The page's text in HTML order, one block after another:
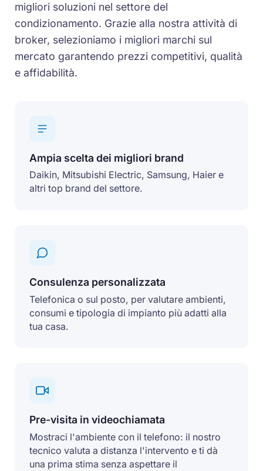
migliori soluzioni nel settore del
condizionamento. Grazie alla nostra attività di
broker, selezioniamo i migliori marchi sul
mercato garantendo prezzi competitivi, qualità
e affidabilità.
Ampia scelta dei migliori brand
Daikin, Mitsubishi Electric, Samsung, Haier e
altri top brand del settore.
Consulenza personalizzata
Telefonica o sul posto, per valutare ambienti,
consumi e tipologia di impianto più adatti alla
tua casa.
Pre-visita in videochiamata
Mostraci l'ambiente con il telefono: il nostro
tecnico valuta a distanza l'intervento e ti dà
una prima stima senza aspettare il